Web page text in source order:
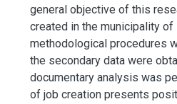
general objective of this
created in the municipality of
methodological procedures
the secondary data were
documentary analysis was
of job creation presents